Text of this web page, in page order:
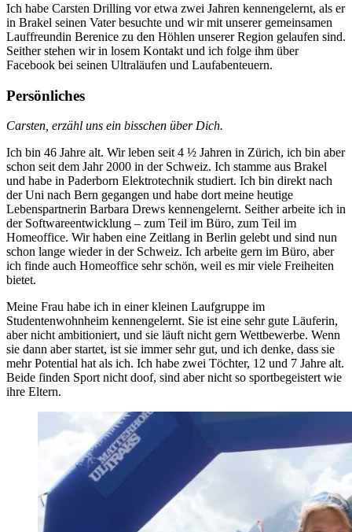
Ich habe Carsten Drilling vor etwa zwei Jahren kennengelernt, als er
in Brakel seinen Vater besuchte und wir mit unserer gemeinsamen
Lauffreundin Berenice zu den Höhlen unserer Region gelaufen sind.
Seither stehen wir in losem Kontakt und ich folge ihm über
Facebook bei seinen Ultraläufen und Laufabenteuern.
Persönliches
Carsten, erzähl uns ein bisschen über Dich.
Ich bin 46 Jahre alt. Wir leben seit 4 ½ Jahren in Zürich, ich bin aber
schon seit dem Jahr 2000 in der Schweiz. Ich stamme aus Brakel
und habe in Paderborn Elektrotechnik studiert. Ich bin direkt nach
der Uni nach Bern gegangen und habe dort meine heutige
Lebenspartnerin Barbara Drews kennengelernt. Seither arbeite ich in
der Softwareentwicklung – zum Teil im Büro, zum Teil im
Homeoffice. Wir haben eine Zeitlang in Berlin gelebt und sind nun
schon lange wieder in der Schweiz. Ich arbeite gern im Büro, aber
ich finde auch Homeoffice sehr schön, weil es mir viele Freiheiten
bietet.
Meine Frau habe ich in einer kleinen Laufgruppe im
Studentenwohnheim kennengelernt. Sie ist eine sehr gute Läuferin,
aber nicht ambitioniert, und sie läuft nicht gern Wettbewerbe. Wenn
sie dann aber startet, ist sie immer sehr gut, und ich denke, dass sie
mehr Potential hat als ich. Ich habe zwei Töchter, 12 und 7 Jahre alt.
Beide finden Sport nicht doof, sind aber nicht so sportbegeistert wie
ihre Eltern.